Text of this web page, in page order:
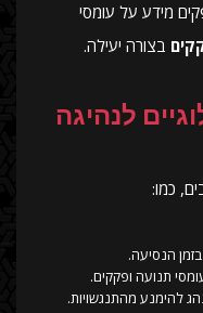
מידע על עומסי
בצורה יעילה.
לנהיגה
כמו:
הנסיעה.
תנועה ופקקים.
להימנע מהתנגשויות.